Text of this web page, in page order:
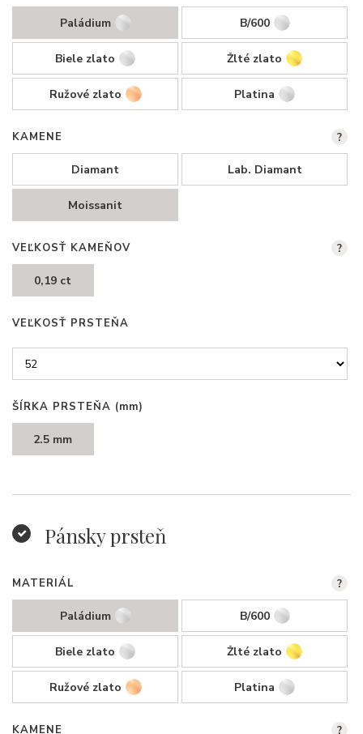
Paládium B/600
Biele zlato Žlté zlato
Ružové zlato Platina
KAMENE
Diamant Lab. Diamant
Moissanit
?
VEĽKOSŤ KAMEŇOV
0,19 ct
?
VEĽKOSŤ PRSTEŇA
ŠÍRKA PRSTEŇA (mm)
2.5 mm
Pánsky prsteň
MATERIÁL
Paládium B/600
Biele zlato Žlté zlato
Ružové zlato Platina
?
KAMENE ?